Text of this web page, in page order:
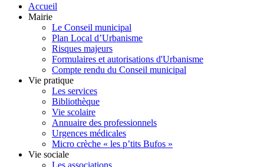
Accueil
Mairie
Le Conseil municipal
Plan Local d’Urbanisme
Risques majeurs
Formulaires et autorisations d'Urbanisme
Compte rendu du Conseil municipal
Vie pratique
Les services
Bibliothèque
Vie scolaire
Annuaire des professionnels
Urgences médicales
Micro crèche « les p’tits Bufos »
Vie sociale
Les associations